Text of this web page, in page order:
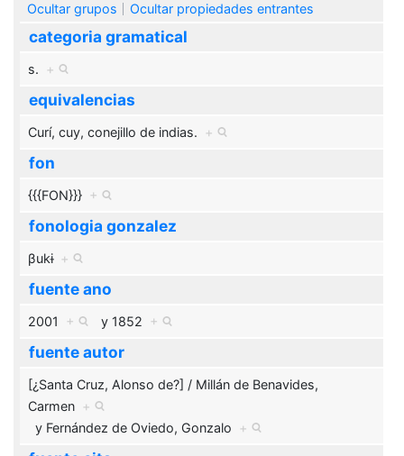
Ocultar grupos Ocultar propiedades entrantes
categoria gramatical
s. +
equivalencias
Curí, cuy, conejillo de indias. +
fon
{{{FON}}} +
fonologia gonzalez
βukɨ +
fuente ano
2001 + y 1852 +
fuente autor
[¿Santa Cruz, Alonso de?] / Millán de Benavides,
Carmen +
y Fernández de Oviedo, Gonzalo +